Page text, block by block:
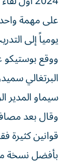
على مهمة
يومياً إلى
ووقع
البرتغالي
سيماو المدير
وقال بعد
قوانين كثيرة
بأفضل نسخة